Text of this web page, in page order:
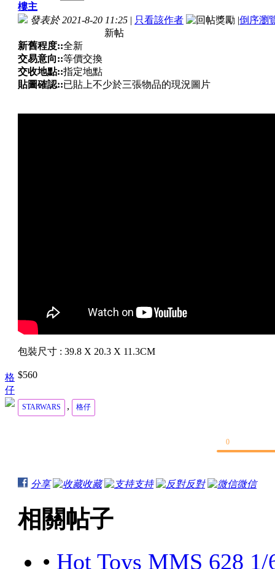
格
仔
樓主
發表於 2021-8-20 11:25 | 只看該作者 |倒序瀏
新帖
新舊程度::全新
交易意向::等價交換
交收地點::指定地點
貼圖確認::已貼上不少於三張物品的現況圖片
包裝尺寸 : 39.8 X 20.3 X 11.3CM
$560
STARWARS , 格仔
0
分享 收藏 支持 反對 微信
相關帖子
• Hot Toys MMS 628